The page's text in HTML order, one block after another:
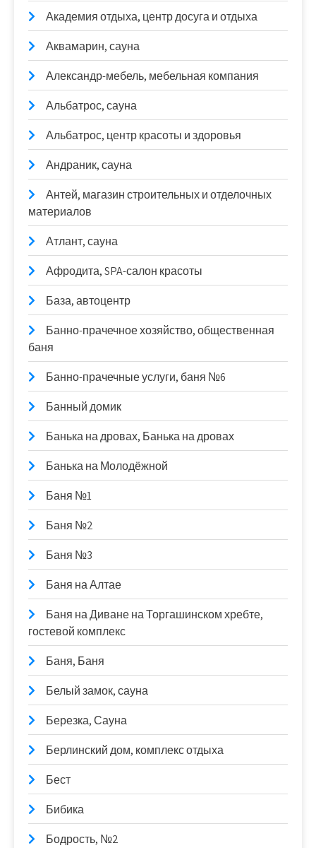
Академия отдыха, центр досуга и отдыха
Аквамарин, сауна
Александр-мебель, мебельная компания
Альбатрос, сауна
Альбатрос, центр красоты и здоровья
Андраник, сауна
Антей, магазин строительных и отделочных
материалов
Атлант, сауна
Афродита, SPA-салон красоты
База, автоцентр
Банно-прачечное хозяйство, общественная
баня
Банно-прачечные услуги, баня №6
Банный домик
Банька на дровах, Банька на дровах
Банька на Молодёжной
Баня №1
Баня №2
Баня №3
Баня на Алтае
Баня на Диване на Торгашинском хребте,
гостевой комплекс
Баня, Баня
Белый замок, сауна
Березка, Сауна
Берлинский дом, комплекс отдыха
Бест
Бибика
Бодрость, №2